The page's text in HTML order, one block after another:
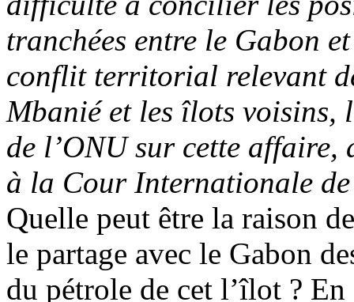
tranchées entre le Gabon
conflit territorial relevant
Mbanié et les îlots voisins,
de l’ONU sur cette affaire,
à la Cour Internationale
Quelle peut être la raison
le partage avec le Gabon
du pétrole de cet l’îlot ?